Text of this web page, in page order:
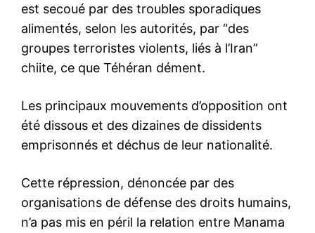
est secoué par des troubles sporadiques
alimentés, selon les autorités, par “des
groupes terroristes violents, liés à l’Iran”
chiite, ce que Téhéran dément.
Les principaux mouvements d’opposition ont
été dissous et des dizaines de dissidents
emprisonnés et déchus de leur nationalité.
Cette répression, dénoncée par des
organisations de défense des droits humains,
n’a pas mis en péril la relation entre Manama